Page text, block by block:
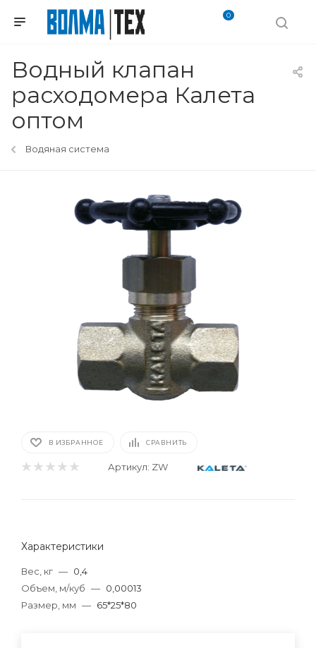
0
Водный клапан
расходомера Калета
оптом
Водяная система
В ИЗБРАННОЕ СРАВНИТЬ
Артикул: ZW
Характеристики
Вес, кг — 0,4
Объем, м/куб — 0,00013
Размер, мм — 65*25*80